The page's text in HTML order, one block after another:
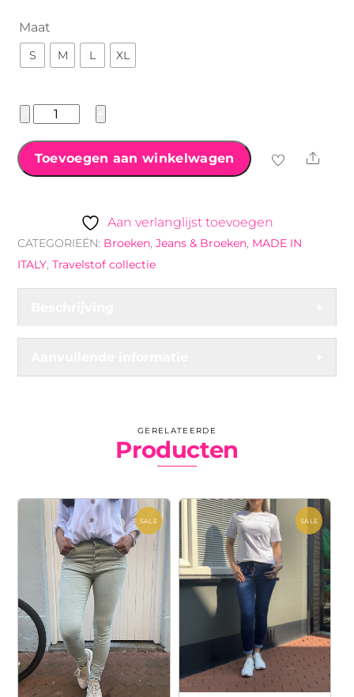
Maat
S M L XL
Travelstof
´Made
By
camel
aantal
Toevoegen aan winkelwagen Share
Aan verlanglijst toevoegen
CATEGORIEËN: Broeken,Jeans & Broeken, MADE IN
ITALY,Travelstof collectie
GERELATEERDE
Producten
SALE SALE